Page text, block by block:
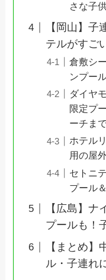
さな子
【岡山】
テルがすご
倉敷シ
ンプー
ダイヤ
限定プ
ーチま
ホテル
用の屋
セトニ
プール
【広島】ナ
プールも！
【まとめ
ル・子連れ